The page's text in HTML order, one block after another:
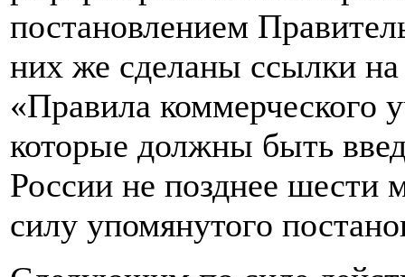
постановлением
них же сделаны ссылки
«Правила коммерческого
которые должны быть
России не позднее шести
силу упомянутого